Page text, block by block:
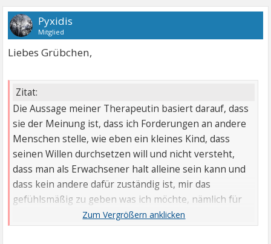
Pyxidis
Mitglied
Liebes Grübchen,
Zitat:
Die Aussage meiner Therapeutin basiert darauf, dass
sie der Meinung ist, dass ich Forderungen an andere
Menschen stelle, wie eben ein kleines Kind, dass
seinen Willen durchsetzen will und nicht versteht,
dass man als Erwachsener halt alleine sein kann und
dass kein andere dafür zuständig ist, mir das
gefühlsmäßig zu geben was ich möchte, nämlich für
mich da zu sein, mir Sicherheit zu geben etc.